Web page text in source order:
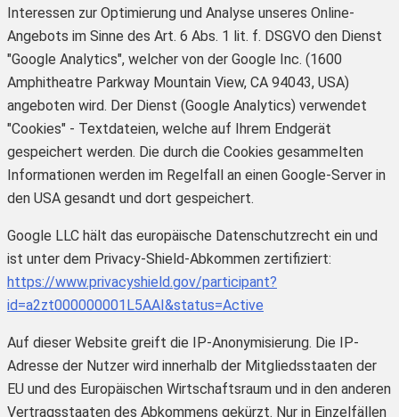
Interessen zur Optimierung und Analyse unseres Online-
Angebots im Sinne des Art. 6 Abs. 1 lit. f. DSGVO den Dienst
"Google Analytics", welcher von der Google Inc. (1600
Amphitheatre Parkway Mountain View, CA 94043, USA)
angeboten wird. Der Dienst (Google Analytics) verwendet
"Cookies" - Textdateien, welche auf Ihrem Endgerät
gespeichert werden. Die durch die Cookies gesammelten
Informationen werden im Regelfall an einen Google-Server in
den USA gesandt und dort gespeichert.
Google LLC hält das europäische Datenschutzrecht ein und
ist unter dem Privacy-Shield-Abkommen zertifiziert:
https://www.privacyshield.gov/participant?
id=a2zt000000001L5AAI&status=Active
Auf dieser Website greift die IP-Anonymisierung. Die IP-
Adresse der Nutzer wird innerhalb der Mitgliedsstaaten der
EU und des Europäischen Wirtschaftsraum und in den anderen
Vertragsstaaten des Abkommens gekürzt. Nur in Einzelfällen